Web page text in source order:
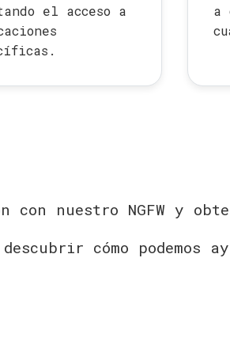
el acceso a
a
nuestro NGFW y
cómo podemos